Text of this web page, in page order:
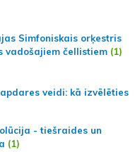
Simfoniskais orķestris
vadošajiem čellistiem (1)
veidi: kā izvēlēties
- tiešraides un
(1)